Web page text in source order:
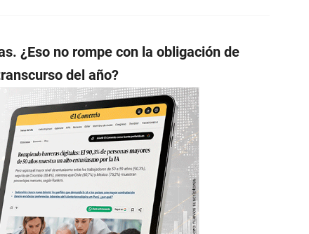
¿Eso no rompe con la obligación de
del año?